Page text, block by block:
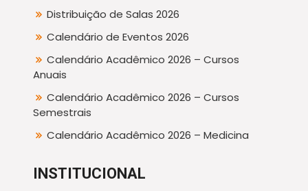
Distribuição de Salas 2026
Calendário de Eventos 2026
Calendário Acadêmico 2026 – Cursos
Anuais
Calendário Acadêmico 2026 – Cursos
Semestrais
Calendário Acadêmico 2026 – Medicina
INSTITUCIONAL